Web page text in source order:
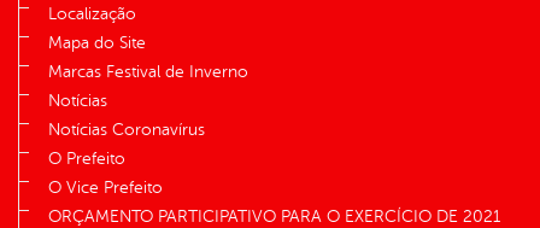
Localização
Mapa do Site
Marcas Festival de Inverno
Notícias
Notícias Coronavírus
O Prefeito
O Vice Prefeito
ORÇAMENTO PARTICIPATIVO PARA O EXERCÍCIO DE 2021